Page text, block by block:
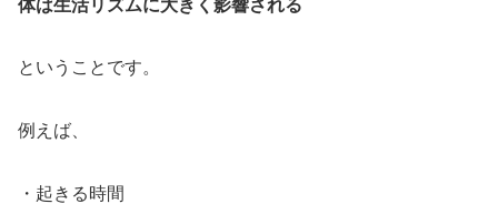
体は生活リズムに大きく影響される
ということです。
例えば、
・起きる時間